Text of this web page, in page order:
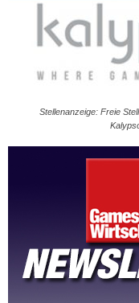
Stellenanzeige: Freie